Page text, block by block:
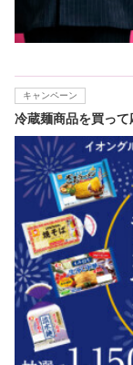
キャンペーン
冷蔵麺商品を買っ